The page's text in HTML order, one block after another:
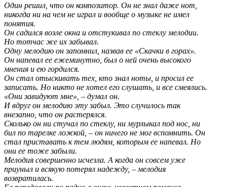
Один решил, что он композитор. Он не знал даже нот,
никогда ни на чем не играл и вообще о музыке не имел
понятия.
Он садился возле окна и отстукивал по стеклу мелодии.
Но тотчас же их забывал.
Одну мелодию он запомнил, назвав ее «Скачки в горах».
Он напевал ее ежеминутно, был о ней очень высокого
мнения и ею гордился.
Он стал отыскивать тех, кто знал ноты, и просил ее
записать. Но никто не хотел его слушать, и все смеялись.
«Они завидуют мне», – думал он.
И вдруг он мелодию эту забыл. Это случилось так
внезапно, что он растерялся.
Сколько он ни стучал по стеклу, ни мурлыкал под нос, ни
бил по тарелке ложкой, – он ничего не мог вспомнить. Он
стал приставать к тем людям, которым ее напевал. Но
они ее тоже забыли.
Мелодия совершенно исчезла. А когда он совсем уже
приуныл и всякую потерял надежду, – мелодия
возвратилась.